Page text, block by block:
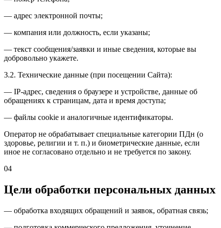
— адрес электронной почты;
— компания или должность, если указаны;
— текст сообщения/заявки и иные сведения, которые вы
добровольно укажете.
3.2. Технические данные (при посещении Сайта):
— IP-адрес, сведения о браузере и устройстве, данные об
обращениях к страницам, дата и время доступа;
— файлы cookie и аналогичные идентификаторы.
Оператор не обрабатывает специальные категории ПДн (о
здоровье, религии и т. п.) и биометрические данные, если
иное не согласовано отдельно и не требуется по закону.
04
Цели обработки персональных данных
— обработка входящих обращений и заявок, обратная связь;